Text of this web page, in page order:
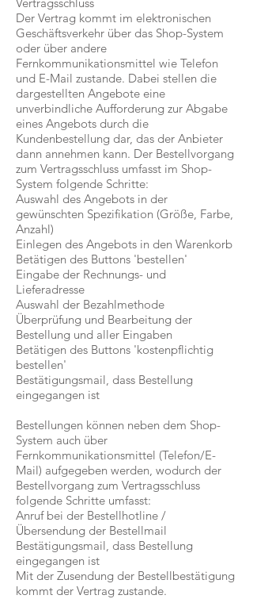
Der Vertrag kommt im elektronischen
Geschäftsverkehr über das Shop-System
oder über andere
Fernkommunikationsmittel wie Telefon
und E-Mail zustande. Dabei stellen die
dargestellten Angebote eine
unverbindliche Aufforderung zur Abgabe
eines Angebots durch die
Kundenbestellung dar, das der Anbieter
dann annehmen kann. Der Bestellvorgang
zum Vertragsschluss umfasst im Shop-
System folgende Schritte:
Auswahl des Angebots in der
gewünschten Spezifikation (Größe, Farbe,
Anzahl)
Einlegen des Angebots in den Warenkorb
Betätigen des Buttons 'bestellen'
Eingabe der Rechnungs- und
Lieferadresse
Auswahl der Bezahlmethode
Überprüfung und Bearbeitung der
Bestellung und aller Eingaben
Betätigen des Buttons 'kostenpflichtig
bestellen'
Bestätigungsmail, dass Bestellung
eingegangen ist
Bestellungen können neben dem Shop-
System auch über
Fernkommunikationsmittel (Telefon/E-
Mail) aufgegeben werden, wodurch der
Bestellvorgang zum Vertragsschluss
folgende Schritte umfasst:
Anruf bei der Bestellhotline /
Übersendung der Bestellmail
Bestätigungsmail, dass Bestellung
eingegangen ist
Mit der Zusendung der Bestellbestätigung
kommt der Vertrag zustande.